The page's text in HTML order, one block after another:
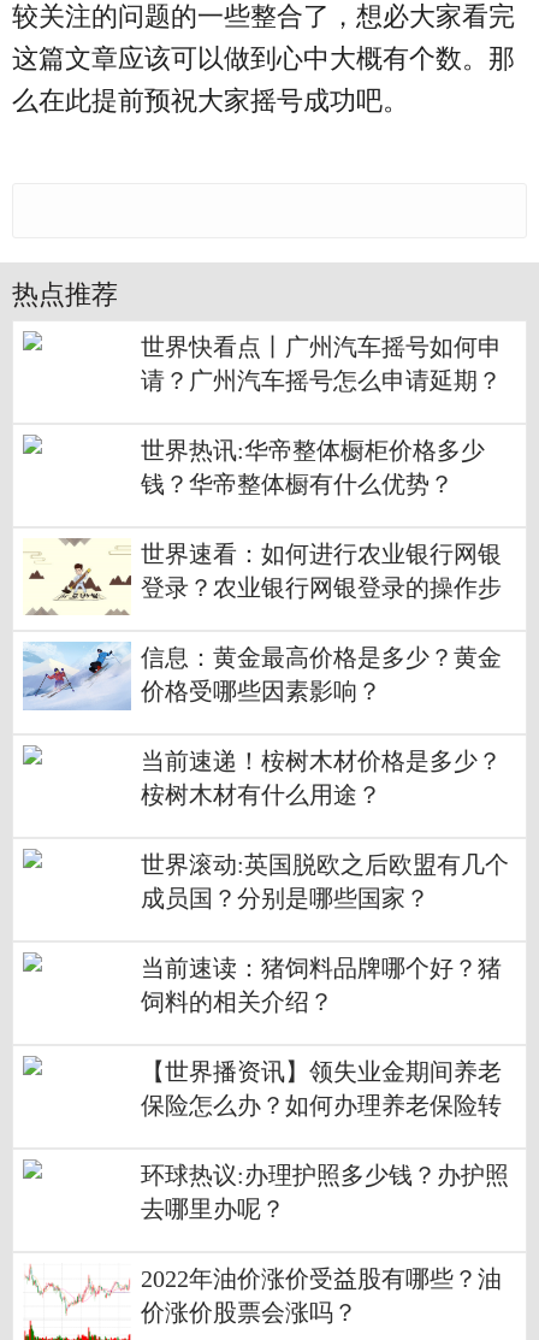
较关注的问题的一些整合了，想必大家看完
这篇文章应该可以做到心中大概有个数。那
么在此提前预祝大家摇号成功吧。
热点推荐
世界快看点丨广州汽车摇号如何申
请？广州汽车摇号怎么申请延期？
世界热讯:华帝整体橱柜价格多少
钱？华帝整体橱有什么优势？
世界速看：如何进行农业银行网银
登录？农业银行网银登录的操作步
信息：黄金最高价格是多少？黄金
价格受哪些因素影响？
当前速递！桉树木材价格是多少？
桉树木材有什么用途？
世界滚动:英国脱欧之后欧盟有几个
成员国？分别是哪些国家？
当前速读：猪饲料品牌哪个好？猪
饲料的相关介绍？
【世界播资讯】领失业金期间养老
保险怎么办？如何办理养老保险转
环球热议:办理护照多少钱？办护照
去哪里办呢？
2022年油价涨价受益股有哪些？油
价涨价股票会涨吗？